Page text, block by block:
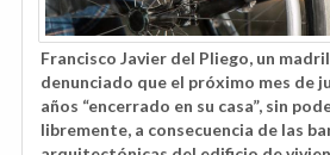
Francisco Javier del Pliego, un
denunciado que el próximo mes de
años “encerrado en su casa”, sin
libremente, a consecuencia de las